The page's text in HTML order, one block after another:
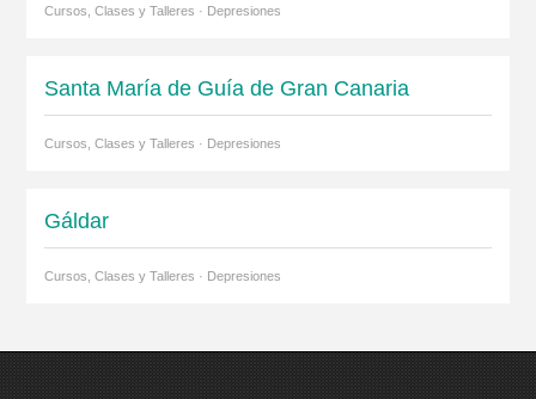
Cursos, Clases y Talleres · Depresiones
Santa María de Guía de Gran Canaria
Cursos, Clases y Talleres · Depresiones
Gáldar
Cursos, Clases y Talleres · Depresiones